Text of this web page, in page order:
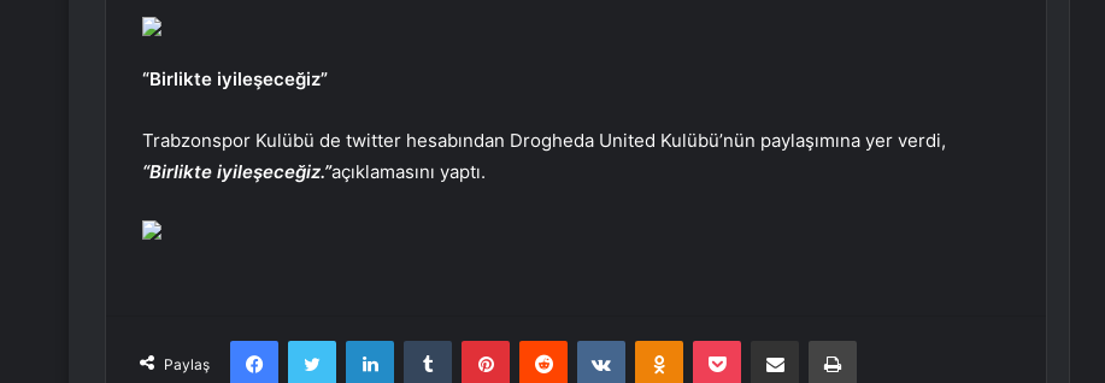
“Birlikte iyileşeceğiz”
Trabzonspor Kulübü de twitter hesabından Drogheda United Kulübü’nün paylaşımına yer verdi,
“Birlikte iyileşeceğiz.”açıklamasını yaptı.
Paylaş
FacebookTwitter LinkedInTumblr PinterestReddit VKontakteOdnoklassniki
Pocket E-Posta ile paylaş Yazdır